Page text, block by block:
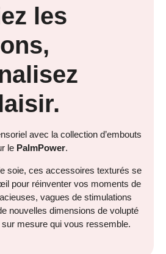
les
avec la collection d’embouts
le PalmPower.
soie, ces accessoires texturés se
pour réinventer vos moments de
vagues de stimulations
nouvelles dimensions de volupté
sur mesure qui vous ressemble.